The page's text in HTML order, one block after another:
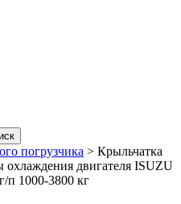
погрузчика > Крыльчатка
охлаждения двигателя ISUZU
п 1000-3800 кг